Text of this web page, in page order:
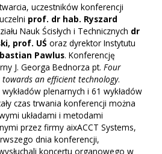
uczestników konferencji
prof. dr hab. Ryszard
Nauk Ścisłych i Technicznych dr
prof. UŚ oraz dyrektor Instytutu
Pawlus. Konferencję
J. Georga Bednorza pt. Four
an efficient technology.
plenarnych i 61 wykładów
czas trwania konferencji można
układami i metodami
przez firmy aixACCT Systems,
dnia konferencji,
koncertu organowego w